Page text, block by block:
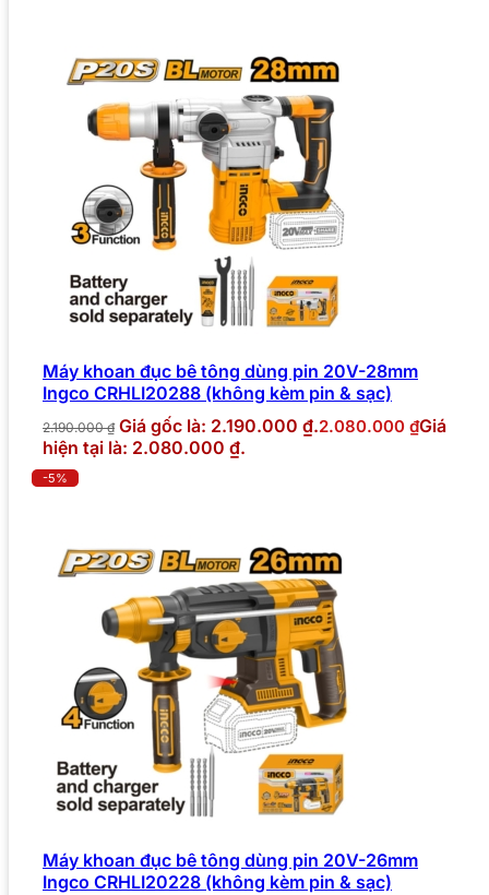
Máy khoan đục bê tông dùng pin 20V-28mm
Ingco CRHLI20288 (không kèm pin & sạc)
2.190.000₫ Giá gốc là: 2.190.000 ₫.2.080.000 ₫Giá
hiện tại là: 2.080.000 ₫.
-5%
Máy khoan đục bê tông dùng pin 20V-26mm
Ingco CRHLI20228 (không kèm pin & sạc)